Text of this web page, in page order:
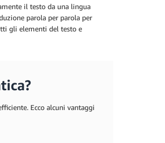
il testo da una lingua
parola per parola per
gli elementi del testo e
Ecco alcuni vantaggi